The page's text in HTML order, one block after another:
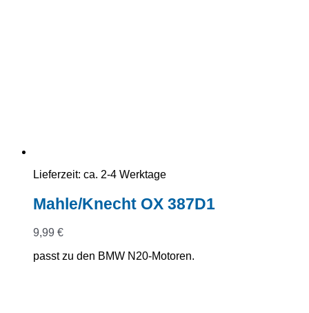
Lieferzeit: ca. 2-4 Werktage
Mahle/Knecht OX 387D1
9,99 €
passt zu den BMW N20-Motoren.